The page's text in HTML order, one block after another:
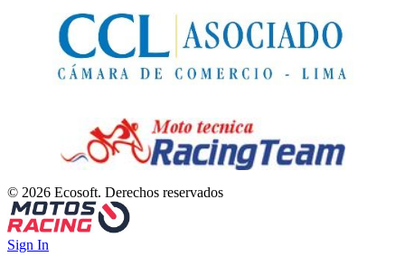
© 2026 Ecosoft. Derechos reservados
Sign In